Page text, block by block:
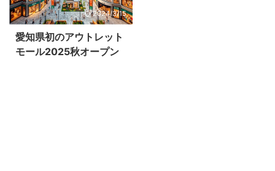
2024/3/15
愛知県初のアウトレット
モール2025秋オープン